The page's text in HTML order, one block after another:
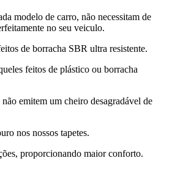
modelo de carro, não necessitam de
no seu veiculo.
de borracha SBR ultra resistente.
feitos de plástico ou borracha
emitem um cheiro desagradável de
nos nossos tapetes.
proporcionando maior conforto.